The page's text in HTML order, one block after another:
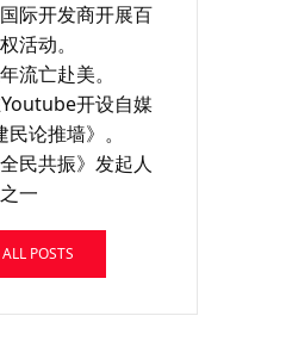
际开发商开展百
活动。
流亡赴美。
开设自媒
论推墙》。
民共振》发起人
之一
POSTS